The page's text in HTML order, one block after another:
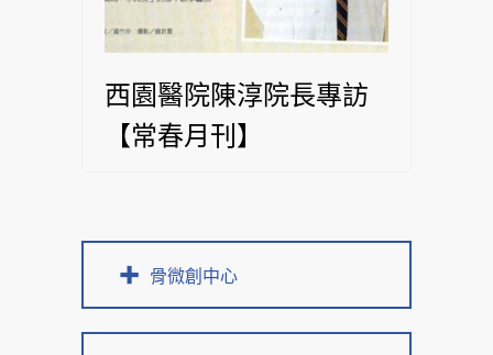
西園醫院陳淳院長專訪
【常春月刊】
骨微創中心